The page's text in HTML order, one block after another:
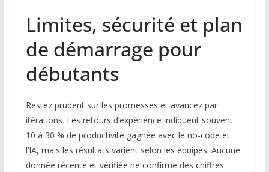
Limites, sécurité et plan
de démarrage pour
débutants
Restez prudent sur les promesses et avancez par
itérations. Les retours d’expérience indiquent souvent
10 à 30 % de productivité gagnée avec le no-code et
l’IA, mais les résultats varient selon les équipes. Aucune
donnée récente et vérifiée ne confirme des chiffres